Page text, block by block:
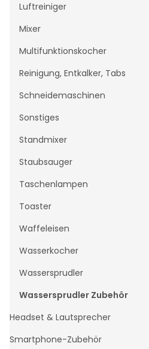
Luftreiniger
Mixer
Multifunktionskocher
Reinigung, Entkalker, Tabs
Schneidemaschinen
Sonstiges
Standmixer
Staubsauger
Taschenlampen
Toaster
Waffeleisen
Wasserkocher
Wassersprudler
Wassersprudler Zubehör
Headset & Lautsprecher
Smartphone-Zubehör